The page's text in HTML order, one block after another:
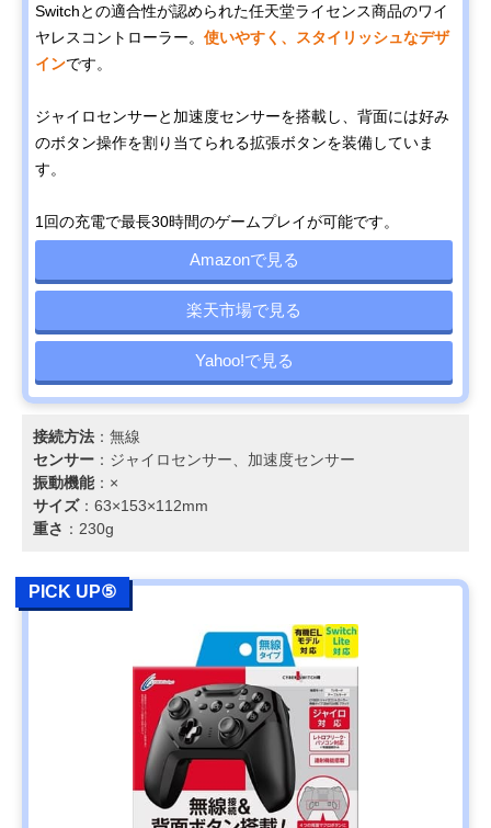
Switchとの適合性が認められた任天堂ライセンス商品のワイ
ヤレスコントローラー。 使いやすく、スタイリッシュなデザ
インです。
ジャイロセンサーと加速度センサーを搭載し、背面には好み
のボタン操作を割り当てられる拡張ボタンを装備していま
す。
1回の充電で最長30時間のゲームプレイが可能です。
Amazonで見る
楽天市場で見る
Yahoo!で見る
接続方法 ：無線
センサー ：ジャイロセンサー、加速度センサー
振動機能：×
サイズ：63×153×112mm
重さ ：230g
PICK UP⑤